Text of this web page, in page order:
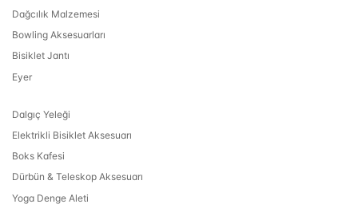
Dağcılık Malzemesi
Bowling Aksesuarları
Bisiklet Jantı
Eyer
Dalgıç Yeleği
Elektrikli Bisiklet Aksesuarı
Boks Kafesi
Dürbün & Teleskop Aksesuarı
Yoga Denge Aleti